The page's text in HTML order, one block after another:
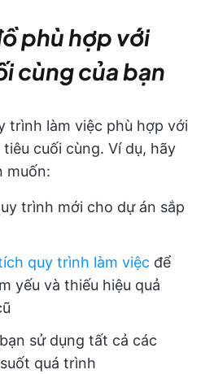
phù hợp với
cùng của bạn
trình làm việc phù hợp với
cuối cùng. Ví dụ, hãy
muốn:
trình mới cho dự án sắp
quy trình làm việc để
yếu và thiếu hiệu quả
sử dụng tất cả các
quá trình